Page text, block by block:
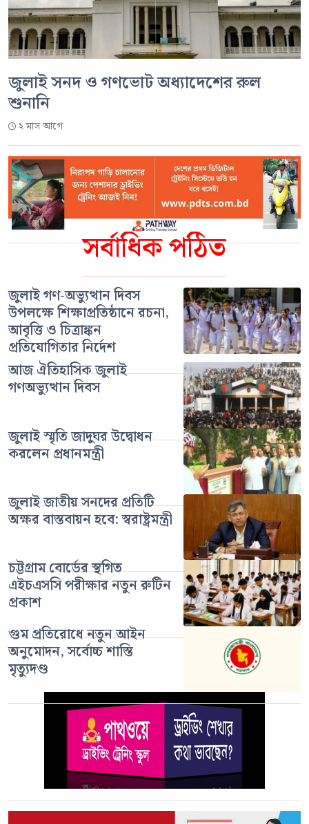
সর্বাধিক পঠিত
জুলাই গণ-অভ্যুত্থান দিবস
উপলক্ষে শিক্ষাপ্রতিষ্ঠানে রচনা,
আবৃত্তি ও চিত্রাঙ্কন
প্রতিযোগিতার নির্দেশ
আজ ঐতিহাসিক জুলাই
গণঅভ্যুত্থান দিবস
জুলাই স্মৃতি জাদুঘর উদ্বোধন
করলেন প্রধানমন্ত্রী
জুলাই জাতীয় সনদের প্রতিটি
অক্ষর বাস্তবায়ন হবে: স্বরাষ্ট্রমন্ত্রী
চট্টগ্রাম বোর্ডের স্থগিত
এইচএসসি পরীক্ষার নতুন রুটিন
প্রকাশ
গুম প্রতিরোধে নতুন আইন
অনুমোদন, সর্বোচ্চ শাস্তি
মৃত্যুদণ্ড
জুলাই সনদ ও গণভোট অধ্যাদেশের রুল
শুনানি
২ মাস আগে